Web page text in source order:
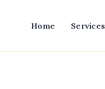
Home Services